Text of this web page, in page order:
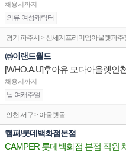
채용시까지
의류-여성캐릭터
경기 파주시 > 신세계프리미엄아울렛파주
㈜이랜드월드
[WHO.A.U]후아유 모다아울렛인
채용시까지
남.여캐주얼
인천 서구 > 아울렛몰
캠퍼/롯데백화점본점
CAMPER 롯데백화점 본점 직원